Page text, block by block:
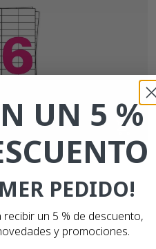
UN 5 %
PEDIDO!
recibir un 5 % de descuento,
y promociones.